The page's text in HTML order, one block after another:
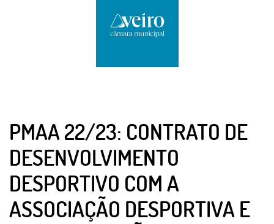
PMAA 22/23: CONTRATO DE
DESENVOLVIMENTO
DESPORTIVO COM A
ASSOCIAÇÃO DESPORTIVA E